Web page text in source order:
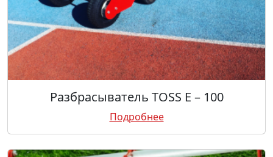
Разбрасыватель TOSS E – 100
Подробнее